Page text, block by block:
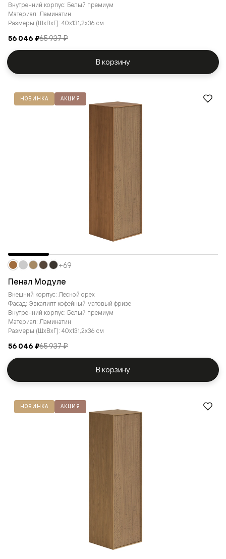
Внутренний корпус: Белый премиум
Материал: Ламинатин
Размеры (ШxВxГ): 40x131,2x36 см
56 046 ₽65 937 ₽
В корзину
НОВИНКА АКЦИЯ
Пенал Модуле
Внешний корпус: Лесной орех
Фасад: Эвкалипт кофейный матовый фризе
Внутренний корпус: Белый премиум
Материал: Ламинатин
Размеры (ШxВxГ): 40x131,2x36 см
56 046 ₽65 937 ₽
+69
В корзину
НОВИНКА АКЦИЯ